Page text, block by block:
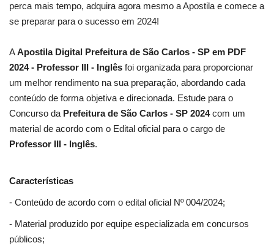
perca mais tempo, adquira agora mesmo a Apostila e comece a
se preparar para o sucesso em 2024!
AApostila Digital Prefeitura de São Carlos - SP em PDF
2024 - Professor III - Inglês foi organizada para proporcionar
um melhor rendimento na sua preparação, abordando cada
conteúdo de forma objetiva e direcionada. Estude para o
Concurso da Prefeitura de São Carlos - SP 2024com um
material de acordo com o Edital oficial para o cargo de
Professor III - Inglês.
Características
- Conteúdo de acordo com o edital oficial Nº 004/2024;
- Material produzido por equipe especializada em concursos
públicos;